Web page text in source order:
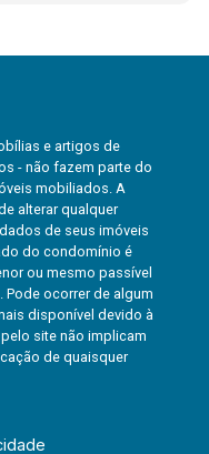
e artigos de
- não fazem parte do
mobiliados. A
alterar qualquer
de seus imóveis
do condomínio é
ou mesmo passível
ocorrer de algum
disponível devido à
site não implicam
de quaisquer